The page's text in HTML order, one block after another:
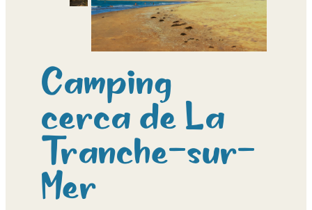
Camping
cerca de La
Tranche-sur-
Mer